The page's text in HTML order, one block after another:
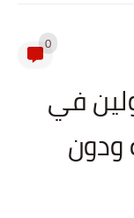
0
في
ودون